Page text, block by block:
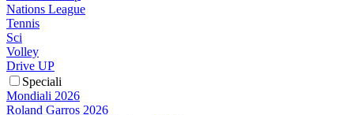
Nations League
Tennis
Sci
Volley
Drive UP
Speciali
Mondiali 2026
Roland Garros 2026